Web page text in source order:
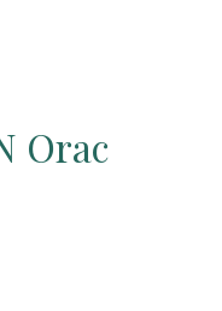
Orac